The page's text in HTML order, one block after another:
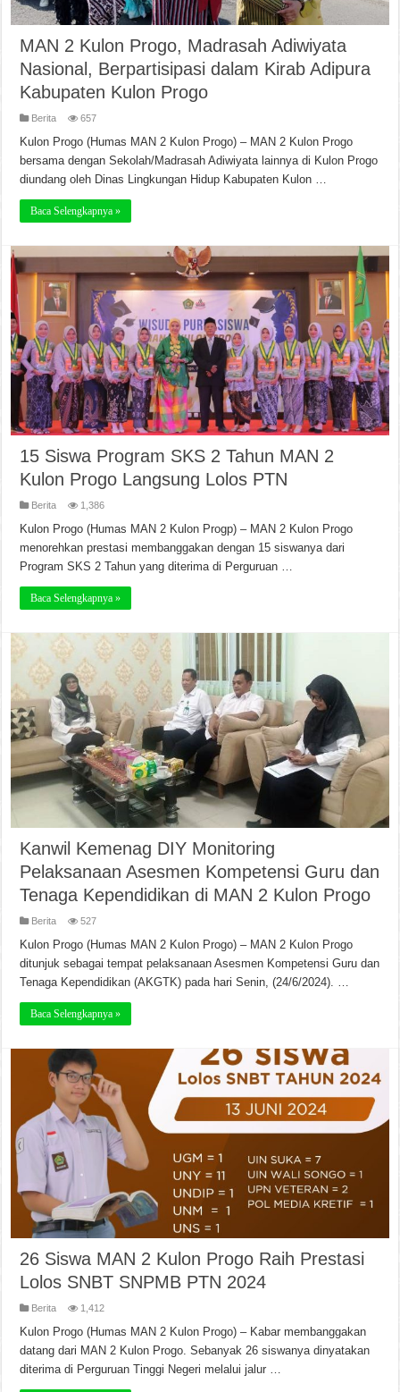
MAN 2 Kulon Progo, Madrasah Adiwiyata
Nasional, Berpartisipasi dalam Kirab Adipura
Kabupaten Kulon Progo
Berita 657
Kulon Progo (Humas MAN 2 Kulon Progo) – MAN 2 Kulon Progo
bersama dengan Sekolah/Madrasah Adiwiyata lainnya di Kulon Progo
diundang oleh Dinas Lingkungan Hidup Kabupaten Kulon …
Baca Selengkapnya »
15 Siswa Program SKS 2 Tahun MAN 2
Kulon Progo Langsung Lolos PTN
Berita 1,386
Kulon Progo (Humas MAN 2 Kulon Progp) – MAN 2 Kulon Progo
menorehkan prestasi membanggakan dengan 15 siswanya dari
Program SKS 2 Tahun yang diterima di Perguruan …
Baca Selengkapnya »
Kanwil Kemenag DIY Monitoring
Pelaksanaan Asesmen Kompetensi Guru dan
Tenaga Kependidikan di MAN 2 Kulon Progo
Berita 527
Kulon Progo (Humas MAN 2 Kulon Progo) – MAN 2 Kulon Progo
ditunjuk sebagai tempat pelaksanaan Asesmen Kompetensi Guru dan
Tenaga Kependidikan (AKGTK) pada hari Senin, (24/6/2024). …
Baca Selengkapnya »
26 Siswa MAN 2 Kulon Progo Raih Prestasi
Lolos SNBT SNPMB PTN 2024
Berita 1,412
Kulon Progo (Humas MAN 2 Kulon Progo) – Kabar membanggakan
datang dari MAN 2 Kulon Progo. Sebanyak 26 siswanya dinyatakan
diterima di Perguruan Tinggi Negeri melalui jalur …